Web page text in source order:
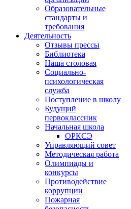
Образовательные
стандарты и
требования
Деятельность
Отзывы прессы
Библиотека
Наша столовая
Социально-
психологическая
служба
Поступление в школу
Будущий
первоклассник
Начальная школа
ОРКСЭ
Управляющий совет
Методическая работа
Олимпиады и
конкурсы
Противодействие
коррупции
Пожарная